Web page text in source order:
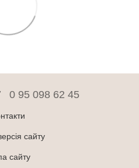
0 95 098 62 45
сайту
сайту